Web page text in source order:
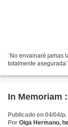
¨No envainaré jamas
totalmente asegurada¨
In Memoriam
Publicado en 04/04/
Por Oiga Hermano,